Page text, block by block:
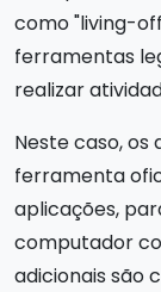
como "living-
ferramentas
realizar
Neste caso, os
ferramenta
aplicações,
computador
adicionais são